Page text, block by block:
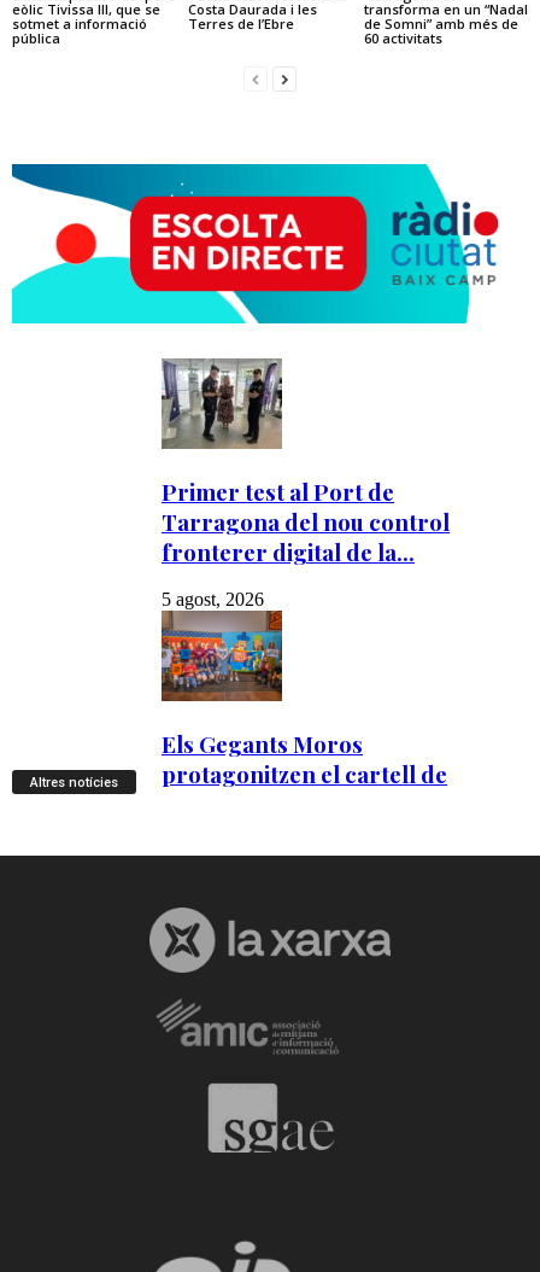
eòlic Tivissa III, que se
sotmet a informació
pública
Costa Daurada i les
Terres de l’Ebre
transforma en un “Nadal
de Somni” amb més de
60 activitats
Altres notícies